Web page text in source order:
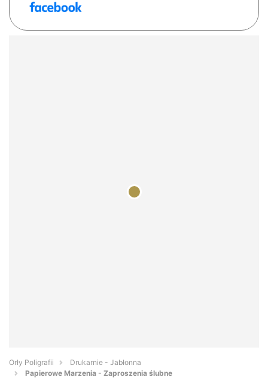
Orły Poligrafii
Drukarnie - Jabłonna
Papierowe Marzenia - Zaproszenia ślubne